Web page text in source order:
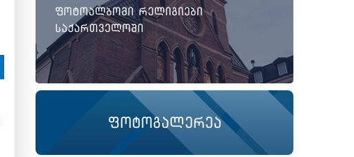
ფოტოალბომი რელიგიები
საქართველოში
ფოტოგალერეა